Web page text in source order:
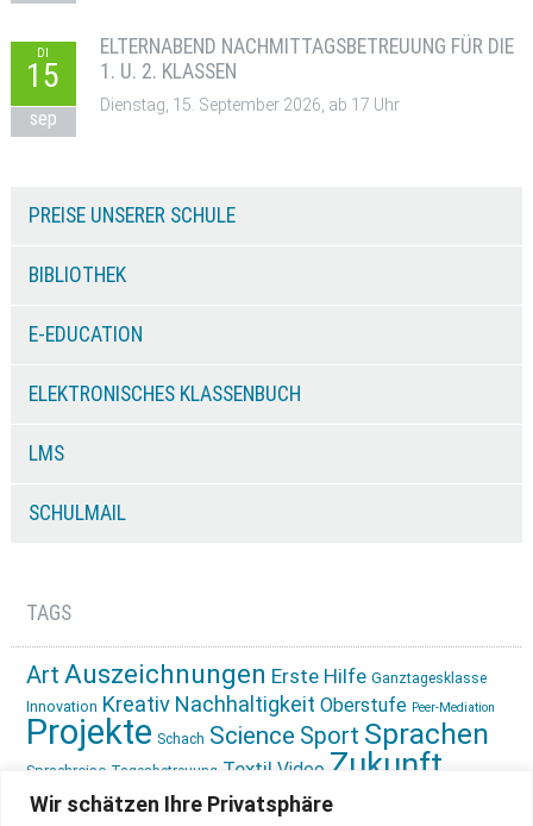
Wir schätzen Ihre Privatsphäre
DI
15
sep
ELTERNABEND NACHMITTAGSBETREUUNG FÜR DIE
1. U. 2. KLASSEN
Dienstag, 15. September 2026, ab 17 Uhr
PREISE UNSERER SCHULE
BIBLIOTHEK
E-EDUCATION
ELEKTRONISCHES KLASSENBUCH
LMS
SCHULMAIL
TAGS
Art Auszeichnungen Erste Hilfe Ganztagesklasse
Innovation Kreativ Nachhaltigkeit Oberstufe Peer-Mediation
Projekte Schach Science Sport Sprachen
Sprachreise Tagesbetreuung Textil Video Zukunft
gestalten Ökologie